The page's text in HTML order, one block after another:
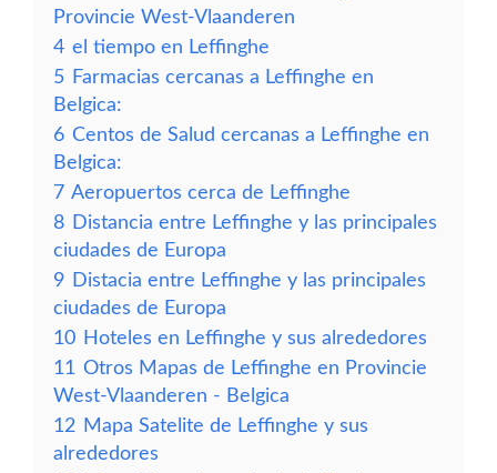
Provincie West-Vlaanderen
4 el tiempo en Leffinghe
5 Farmacias cercanas a Leffinghe en
Belgica:
6 Centos de Salud cercanas a Leffinghe en
Belgica:
7 Aeropuertos cerca de Leffinghe
8 Distancia entre Leffinghe y las principales
ciudades de Europa
9 Distacia entre Leffinghe y las principales
ciudades de Europa
10 Hoteles en Leffinghe y sus alrededores
11 Otros Mapas de Leffinghe en Provincie
West-Vlaanderen - Belgica
12 Mapa Satelite de Leffinghe y sus
alrededores